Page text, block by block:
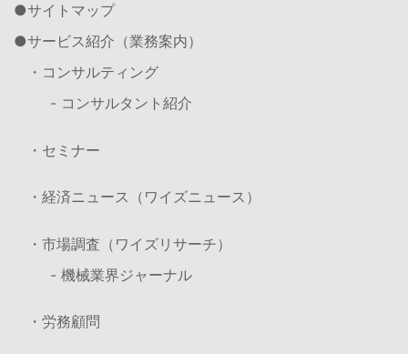
サイトマップ
サービス紹介（業務案内）
・コンサルティング
- コンサルタント紹介
・セミナー
・経済ニュース（ワイズニュース）
・市場調査（ワイズリサーチ）
- 機械業界ジャーナル
・労務顧問